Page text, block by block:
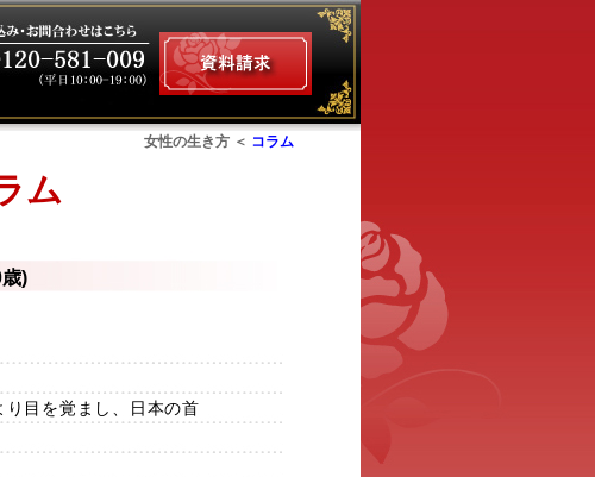
女性の生き方 ＜ コラム
ム
)
目を覚まし、日本の首